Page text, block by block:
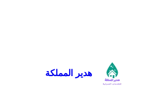
المحتوى
هدير المملكة